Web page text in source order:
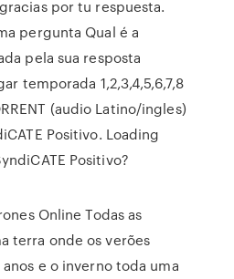
por tu respuesta.
pergunta Qual é a
pela sua resposta
temporada 1,2,3,4,5,6,7,8
(audio Latino/ingles)
Positivo. Loading
Positivo?
Online Todas as
terra onde os verões
e o inverno toda uma